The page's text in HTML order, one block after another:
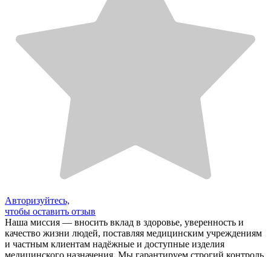
Авторизуйтесь,
чтобы оставить отзыв
Наша миссия — вносить вклад в здоровье, уверенность и
качество жизни людей, поставляя медицинским учреждениям
и частным клиентам надёжные и доступные изделия
медицинского назначения. Мы гарантируем строгий контроль